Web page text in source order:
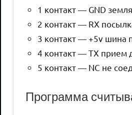
1 контакт — GND земля
2 контакт — RX
3 контакт — +5v шина
4 контакт — TX прием
5 контакт — NC не
Программа